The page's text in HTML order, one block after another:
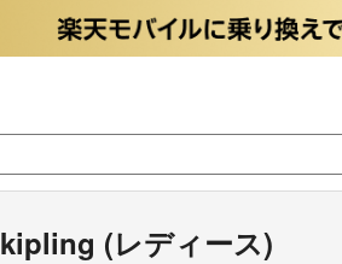
kipling (レディース)